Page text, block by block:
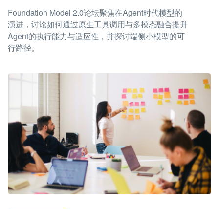
Foundation Model 2.0论坛聚焦在Agent时代模型的
演进，讨论如何通过原生工具调用与多模态融合提升
Agent的执行能力与适应性，并探讨端侧小模型的可
行路径。